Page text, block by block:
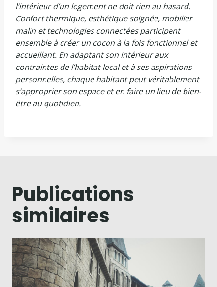
l’intérieur d’un logement ne doit rien au hasard.
Confort thermique, esthétique soignée, mobilier
malin et technologies connectées participent
ensemble à créer un cocon à la fois fonctionnel et
accueillant. En adaptant son intérieur aux
contraintes de l’habitat local et à ses aspirations
personnelles, chaque habitant peut véritablement
s’approprier son espace et en faire un lieu de bien-
être au quotidien.
Publications
similaires